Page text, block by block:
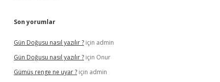
Son yorumlar
Gün Doğusu nasıl yazılır ? için admin
Gün Doğusu nasıl yazılır ? için Onur
Gümüş renge ne uyar ? için admin